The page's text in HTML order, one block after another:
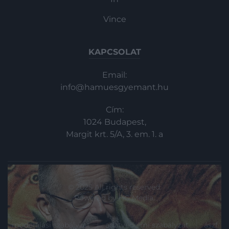
Vince
KAPCSOLAT
Email:
info@hamuesgyemant.hu
Cím:
1024 Budapest,
Margit krt. 5/A, 3. em. 1. a
© 2025 All rights reserved.
Powered byHG Media.
moderálási szabályzat adatvédelmi szabályzat ászf